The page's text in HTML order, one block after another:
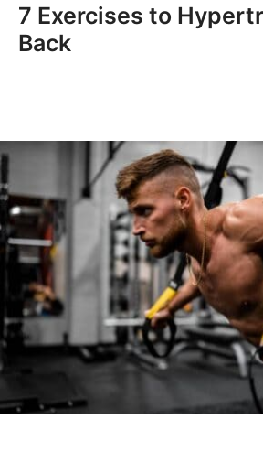
7 Exercises to
Back